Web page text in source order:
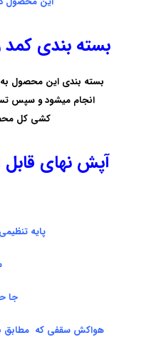
بسته بندی
بسته بندی این محصول به
انجام میشود و سپس
کشی کل
آپش نهای
پایه تنظیمی
جا
هواکش سقفی که مطابق